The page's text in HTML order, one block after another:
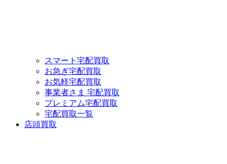
スマート宅配買取
お急ぎ宅配買取
お気軽宅配買取
事業者さま 宅配買取
プレミアム宅配買取
宅配買取一覧
店頭買取